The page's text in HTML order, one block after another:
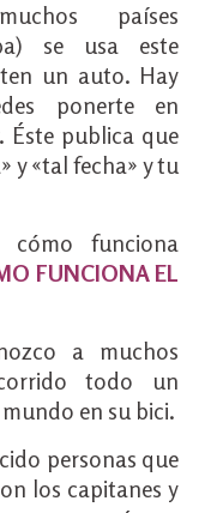
países
se usa este
un auto. Hay
ponerte en
publica que
y «tal fecha» y tu
funciona
FUNCIONA EL
a muchos
todo un
en su bici.
personas que
los capitanes y